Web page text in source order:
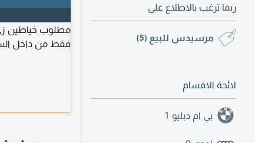
ربما ترغب بالاطلاع على
مرسيدس للبيع (5)
لائحة الاقسام
بي ام دبليو 1
مطلوب خياطين زي
فقط من داخل